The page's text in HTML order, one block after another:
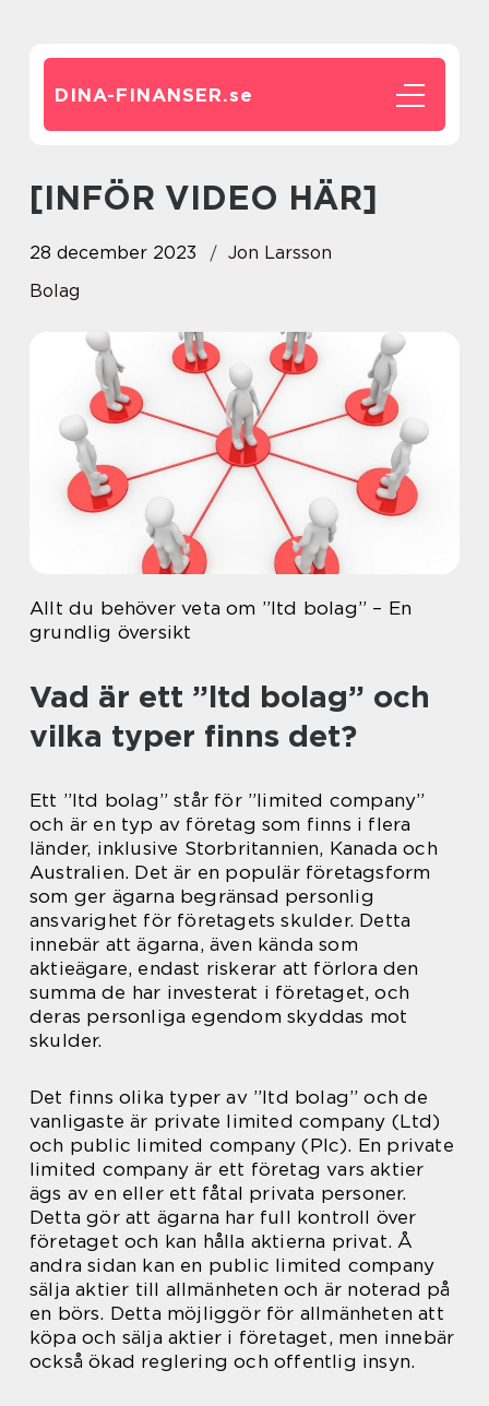
DINA-FINANSER.se
[INFÖR VIDEO HÄR]
28 december 2023
Jon Larsson
Bolag
Allt du behöver veta om ”ltd bolag” – En
grundlig översikt
Vad är ett ”ltd bolag” och
vilka typer finns det?
Ett ”ltd bolag” står för ”limited company”
och är en typ av företag som finns i flera
länder, inklusive Storbritannien, Kanada och
Australien. Det är en populär företagsform
som ger ägarna begränsad personlig
ansvarighet för företagets skulder. Detta
innebär att ägarna, även kända som
aktieägare, endast riskerar att förlora den
summa de har investerat i företaget, och
deras personliga egendom skyddas mot
skulder.
Det finns olika typer av ”ltd bolag” och de
vanligaste är private limited company (Ltd)
och public limited company (Plc). En private
limited company är ett företag vars aktier
ägs av en eller ett fåtal privata personer.
Detta gör att ägarna har full kontroll över
företaget och kan hålla aktierna privat. Å
andra sidan kan en public limited company
sälja aktier till allmänheten och är noterad på
en börs. Detta möjliggör för allmänheten att
köpa och sälja aktier i företaget, men innebär
också ökad reglering och offentlig insyn.